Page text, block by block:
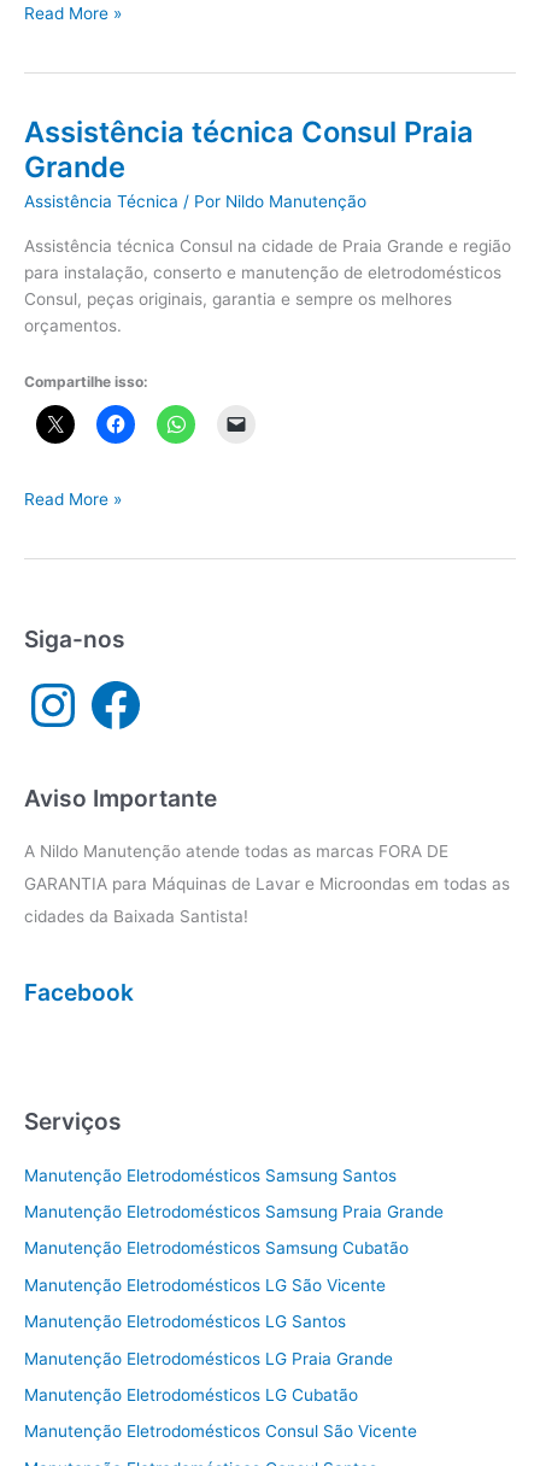
Assistência
Grande
Read More »
Assistência técnica Consul Praia
Grande
Assistência Técnica / Por Nildo Manutenção
Assistência técnica Consul na cidade de Praia Grande e região
para instalação, conserto e manutenção de eletrodomésticos
Consul, peças originais, garantia e sempre os melhores
orçamentos.
Compartilhe isso:
Assistência
Read More »
Siga-nos
n
a
m
a
c
Aviso Importante
A Nildo Manutenção atende todas as marcas FORA DE
GARANTIA para Máquinas de Lavar e Microondas em todas as
cidades da Baixada Santista!
Facebook
Serviços
Manutenção Eletrodomésticos Samsung Santos
Manutenção Eletrodomésticos Samsung Praia Grande
Manutenção Eletrodomésticos Samsung Cubatão
Manutenção Eletrodomésticos LG São Vicente
Manutenção Eletrodomésticos LG Santos
Manutenção Eletrodomésticos LG Praia Grande
Manutenção Eletrodomésticos LG Cubatão
Manutenção Eletrodomésticos Consul São Vicente